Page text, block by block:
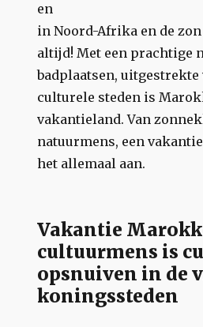
en
in Noord-Afrika en de
altijd! Met een prachtige
badplaatsen,
culturele steden is
vakantieland. Van
natuurmens, een
het allemaal aan.
Vakantie
cultuurmens is
opsnuiven in de
koningssteden